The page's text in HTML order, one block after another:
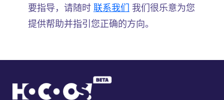
要指导，请随时 联系我们
我们很乐意为您
提供帮助并指引您正确的方向。